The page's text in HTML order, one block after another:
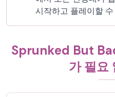
시작하고 플레이할
Sprunked But
가 필요